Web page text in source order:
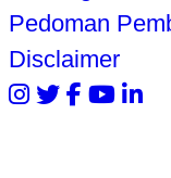
Pedoman
Disclaimer